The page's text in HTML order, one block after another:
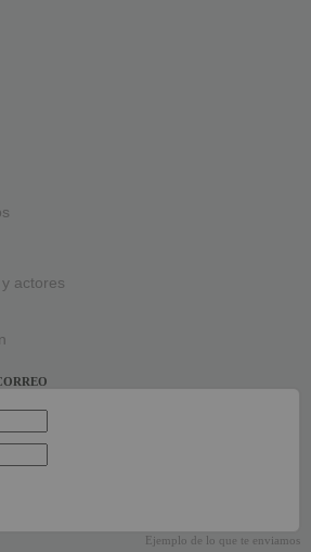
actores
Ejemplo de lo que te enviamos